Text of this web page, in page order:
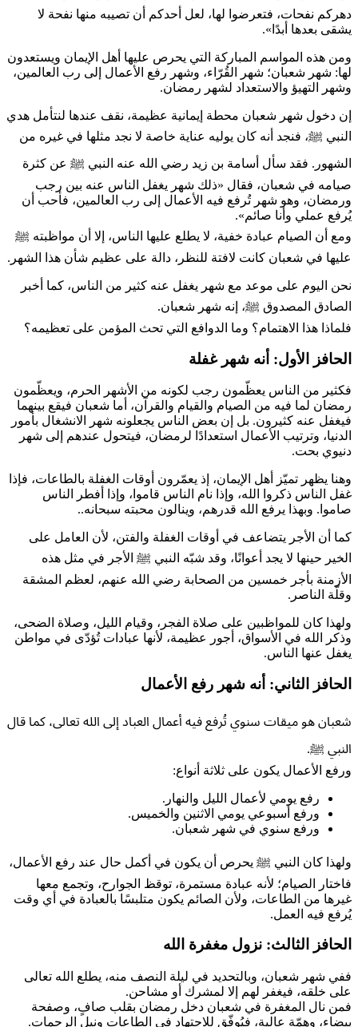
دهركم نفحات، فتعرضوا لها، لعل أحدكم أن تصيبه منها نفحة لا
يشقى بعدها أبدًا».
ومن هذه المواسم المباركة التي يحرص عليها أهل الإيمان ويستعدون
لها: شهر شعبان؛ شهر القُرّاء، وشهر رفع الأعمال إلى رب العالمين،
وشهر التهيؤ والاستعداد لشهر رمضان.
إن دخول شهر شعبان محطة إيمانية عظيمة، نقف عندها لنتأمل هدي
النبي ﷺ، فنجد أنه كان يوليه عناية خاصة لا نجد مثلها في غيره من
الشهور. فقد سأل أسامة بن زيد رضي الله عنه النبي ﷺ عن كثرة
صيامه في شعبان، فقال «ذلك شهر يغفل الناس عنه بين رجب
ورمضان، وهو شهر تُرفع فيه الأعمال إلى رب العالمين، فأحب أن
يُرفع عملي وأنا صائم».
ومع أن الصيام عبادة خفية، لا يطلع عليها الناس، إلا أن مواظبته ﷺ
عليها في شعبان كانت لافتة للنظر، دالة على عظيم شأن هذا الشهر.
نحن اليوم على موعد مع شهر يغفل عنه كثير من الناس، كما أخبر
الصادق المصدوق ﷺ، إنه شهر شعبان.
فلماذا هذا الاهتمام؟ وما الدوافع التي تحث المؤمن على تعظيمه؟
الحافز الأول: أنه شهر غفلة
فكثير من الناس يعظّمون رجب لكونه من الأشهر الحرم، ويعظّمون
رمضان لما فيه من الصيام والقيام والقرآن، أما شعبان فيقع بينهما
فيغفل عنه كثيرون. بل إن بعض الناس يجعلونه شهر الانشغال بأمور
الدنيا، وترتيب الأعمال استعدادًا لرمضان، فيتحول عندهم إلى شهر
دنيوي بحت.
وهنا يظهر تميّز أهل الإيمان، إذ يعمّرون أوقات الغفلة بالطاعات، فإذا
غفل الناس ذكروا الله، وإذا نام الناس قاموا، وإذا أفطر الناس
صاموا. وبهذا يرفع الله قدرهم، وينالون محبته سبحانه..
كما أن الأجر يتضاعف في أوقات الغفلة والفتن، لأن العامل على
الخير حينها لا يجد أعوانًا، وقد شبّه النبي ﷺ الأجر في مثل هذه
الأزمنة بأجر خمسين من الصحابة رضي الله عنهم، لعظم المشقة
وقلّة الناصر.
ولهذا كان للمواظبين على صلاة الفجر، وقيام الليل، وصلاة الضحى،
وذكر الله في الأسواق، أجور عظيمة، لأنها عبادات تُؤدّى في مواطن
يغفل عنها الناس.
الحافز الثاني: أنه شهر رفع الأعمال
شعبان هو ميقات سنوي تُرفع فيه أعمال العباد إلى الله تعالى، كما قال
النبي ﷺ.
ورفع الأعمال يكون على ثلاثة أنواع:
رفع يومي لأعمال الليل والنهار.
ورفع أسبوعي يومي الاثنين والخميس.
ورفع سنوي في شهر شعبان.
ولهذا كان النبي ﷺ يحرص أن يكون في أكمل حال عند رفع الأعمال،
فاختار الصيام؛ لأنه عبادة مستمرة، توقظ الجوارح، وتجمع معها
غيرها من الطاعات، ولأن الصائم يكون متلبسًا بالعبادة في أي وقت
يُرفع فيه العمل.
الحافز الثالث: نزول مغفرة الله
ففي شهر شعبان، وبالتحديد في ليلة النصف منه، يطلع الله تعالى
على خلقه، فيغفر لهم إلا لمشرك أو مشاحن.
فمن نال المغفرة في شعبان دخل رمضان بقلب صافٍ، وصفحة
بيضاء، وهمّة عالية، فيُوفّق للاجتهاد في الطاعات ونيل الرحمات.